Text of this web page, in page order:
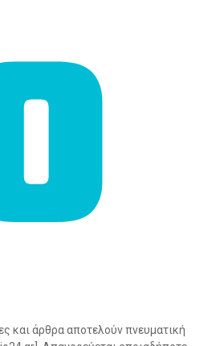
και άρθρα αποτελούν πνευματική